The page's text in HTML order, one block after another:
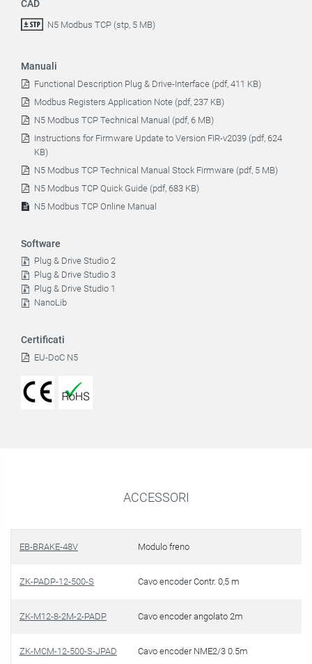
CAD
N5 Modbus TCP (stp, 5 MB)
Manuali
Functional Description Plug & Drive-Interface (pdf, 411 KB)
Modbus Registers Application Note (pdf, 237 KB)
N5 Modbus TCP Technical Manual (pdf, 6 MB)
Instructions for Firmware Update to Version FIR-v2039 (pdf, 624
KB)
N5 Modbus TCP Technical Manual Stock Firmware (pdf, 5 MB)
N5 Modbus TCP Quick Guide (pdf, 683 KB)
N5 Modbus TCP Online Manual
Software
Plug & Drive Studio 2
Plug & Drive Studio 3
Plug & Drive Studio 1
NanoLib
Certificati
EU-DoC N5
ACCESSORI
EB-BRAKE-48V Modulo freno
ZK-PADP-12-500-S Cavo encoder Contr. 0,5 m
ZK-M12-8-2M-2-PADP Cavo encoder angolato 2m
ZK-MCM-12-500-S-JPAD Cavo encoder NME2/3 0.5m